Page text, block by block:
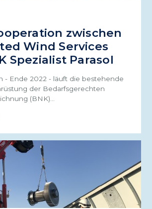
zwischen
Wind Services
Spezialist Parasol
- Ende 2022 - läuft die bestehende
der Bedarfsgerechten
(BNK)…